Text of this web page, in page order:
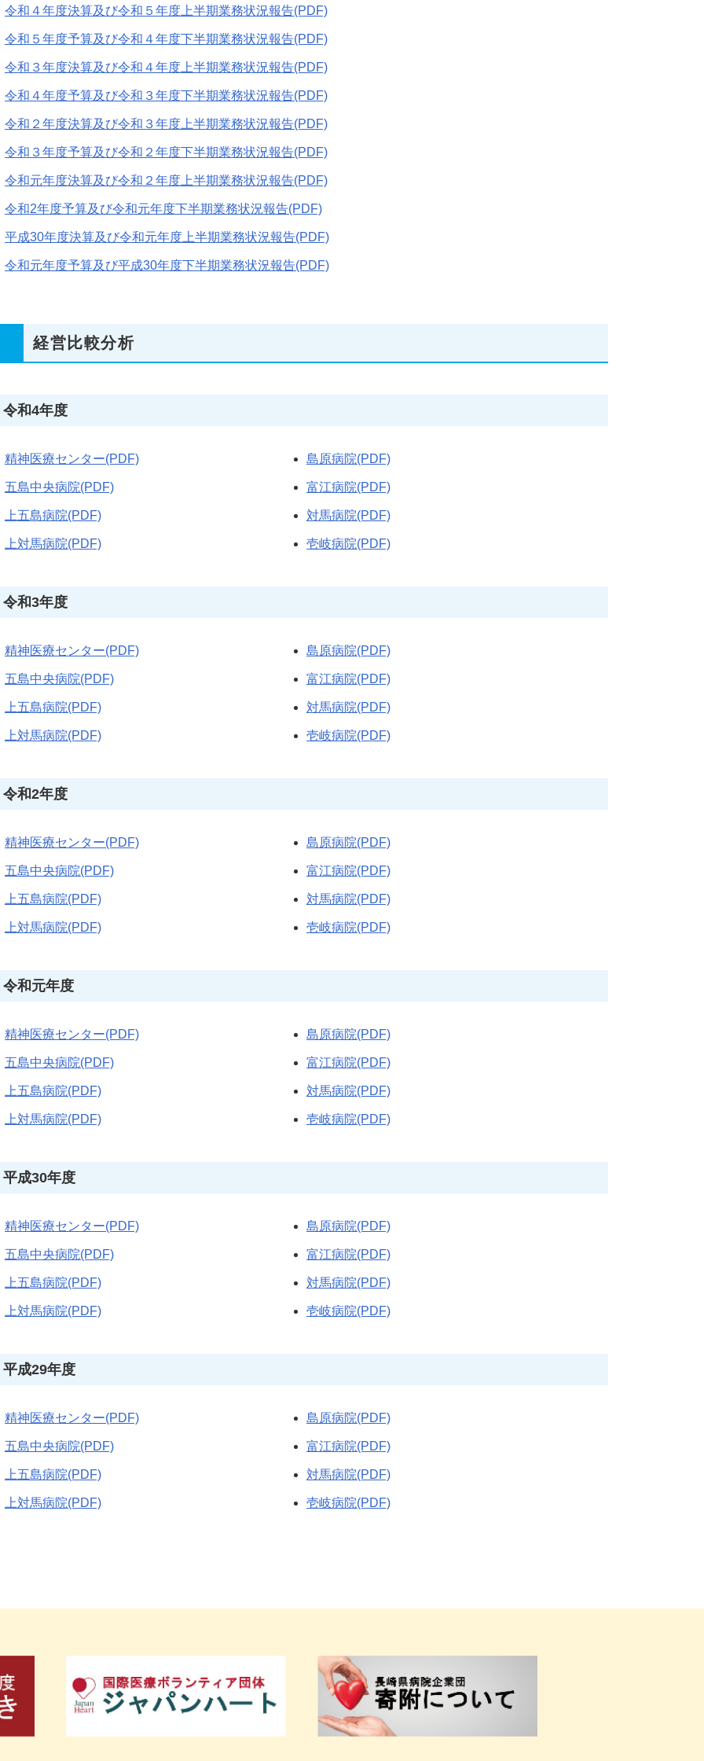
令和４年度決算及び令和５年度上半期業務状況報告(PDF)
令和５年度予算及び令和４年度下半期業務状況報告(PDF)
令和３年度決算及び令和４年度上半期業務状況報告(PDF)
令和４年度予算及び令和３年度下半期業務状況報告(PDF)
令和２年度決算及び令和３年度上半期業務状況報告(PDF)
令和３年度予算及び令和２年度下半期業務状況報告(PDF)
令和元年度決算及び令和２年度上半期業務状況報告(PDF)
令和2年度予算及び令和元年度下半期業務状況報告(PDF)
平成30年度決算及び令和元年度上半期業務状況報告(PDF)
令和元年度予算及び平成30年度下半期業務状況報告(PDF)
経営比較分析
令和4年度
精神医療センター(PDF) 島原病院(PDF)
五島中央病院(PDF) 富江病院(PDF)
上五島病院(PDF) 対馬病院(PDF)
上対馬病院(PDF) 壱岐病院(PDF)
令和3年度
精神医療センター(PDF) 島原病院(PDF)
五島中央病院(PDF) 富江病院(PDF)
上五島病院(PDF) 対馬病院(PDF)
上対馬病院(PDF) 壱岐病院(PDF)
令和2年度
精神医療センター(PDF) 島原病院(PDF)
五島中央病院(PDF) 富江病院(PDF)
上五島病院(PDF) 対馬病院(PDF)
上対馬病院(PDF) 壱岐病院(PDF)
令和元年度
精神医療センター(PDF) 島原病院(PDF)
五島中央病院(PDF) 富江病院(PDF)
上五島病院(PDF) 対馬病院(PDF)
上対馬病院(PDF) 壱岐病院(PDF)
平成30年度
精神医療センター(PDF) 島原病院(PDF)
五島中央病院(PDF) 富江病院(PDF)
上五島病院(PDF) 対馬病院(PDF)
上対馬病院(PDF) 壱岐病院(PDF)
平成29年度
精神医療センター(PDF) 島原病院(PDF)
五島中央病院(PDF) 富江病院(PDF)
上五島病院(PDF) 対馬病院(PDF)
上対馬病院(PDF) 壱岐病院(PDF)